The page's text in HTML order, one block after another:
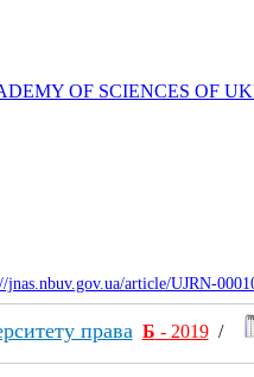
OF SCIENCES OF
jnas.nbuv.gov.ua/article/UJRN-
права Б - 2019/